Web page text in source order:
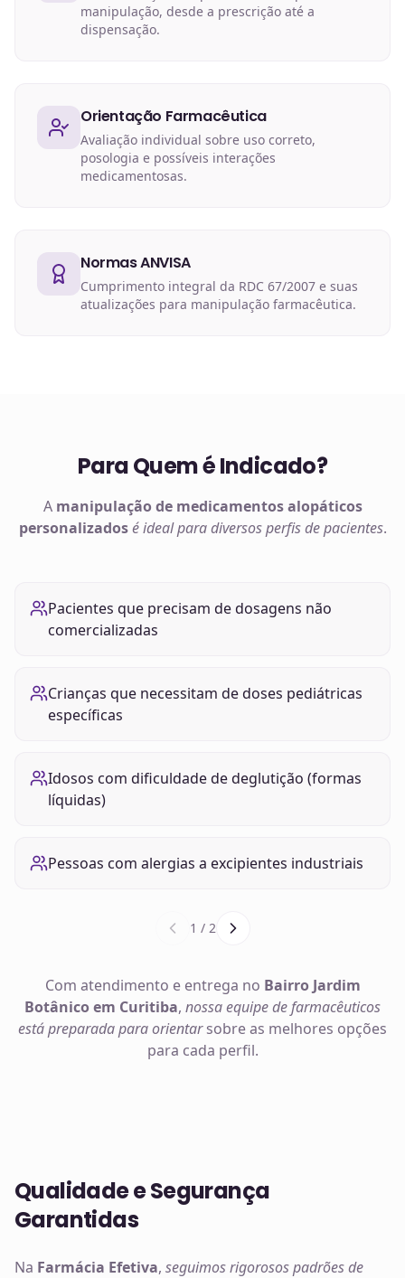
manipulação, desde a prescrição até a
dispensação.
Orientação Farmacêutica
Avaliação individual sobre uso correto,
posologia e possíveis interações
medicamentosas.
Normas ANVISA
Cumprimento integral da RDC 67/2007 e suas
atualizações para manipulação farmacêutica.
Para Quem é Indicado?
A manipulação de medicamentos alopáticos
personalizados é ideal para diversos perfis de pacientes.
Pacientes que precisam de dosagens não
comercializadas
Crianças que necessitam de doses pediátricas
específicas
Idosos com dificuldade de deglutição (formas
líquidas)
Pessoas com alergias a excipientes industriais
1 / 2
Com atendimento e entrega no Bairro Jardim
Botânico em Curitiba, nossa equipe de farmacêuticos
está preparada para orientarsobre as melhores opções
para cada perfil.
Qualidade e Segurança
Garantidas
Na Farmácia Efetiva, seguimos rigorosos padrões de